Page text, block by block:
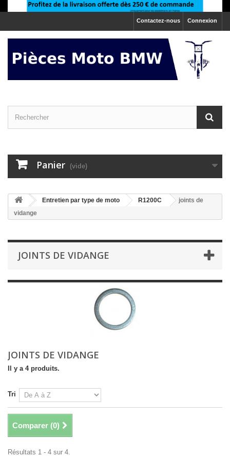
Connexion
Contactez-nous
Panier (vide)
>Entretien par type de moto >R1200C
joints de
vidange
JOINTS DE VIDANGE
JOINTS DE VIDANGE
Il y a 4 produits.
Tri
Comparer (0)
Résultats 1 - 4 sur 4.